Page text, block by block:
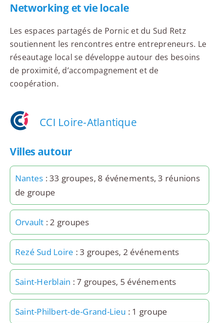
Networking et vie locale
Les espaces partagés de Pornic et du Sud Retz
soutiennent les rencontres entre entrepreneurs. Le
réseautage local se développe autour des besoins
de proximité, d’accompagnement et de
coopération.
CCI Loire-Atlantique
Villes autour
Nantes : 33 groupes, 8 événements, 3 réunions
de groupe
Orvault : 2 groupes
Rezé Sud Loire : 3 groupes, 2 événements
Saint-Herblain : 7 groupes, 5 événements
Saint-Philbert-de-Grand-Lieu : 1 groupe